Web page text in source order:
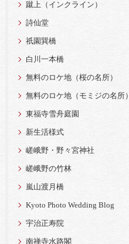
蹴上（インクライン）
詩仙堂
祇園巽橋
白川一本橋
無料のロケ地（桜の名所）
無料のロケ地（モミジの名所）
東福寺雪舟庭園
新生活様式
嵯峨野・野々宮神社
嵯峨野の竹林
嵐山渡月橋
Kyoto Photo Wedding Blog
宇治正寿院
南禅寺水路閣